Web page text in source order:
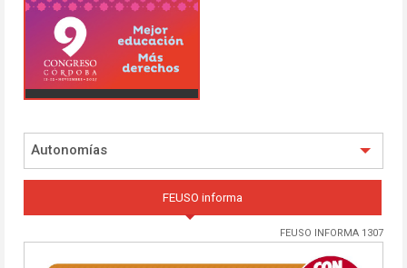
Autonomías
FEUSO informa
FEUSO INFORMA 1307